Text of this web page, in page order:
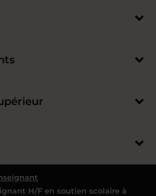
H/F en soutien scolaire à